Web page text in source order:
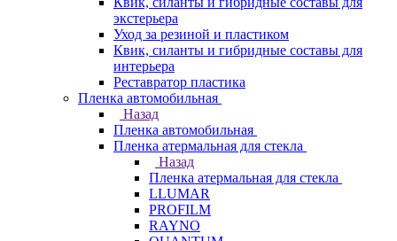
экстерьера
Уход за резиной и пластиком
Квик, силанты и гибридные составы для
интерьера
Реставратор пластика
Пленка автомобильная
Назад
Пленка автомобильная
Пленка атермальная для стекла
Назад
Пленка атермальная для стекла
LLUMAR
PROFILM
RAYNO